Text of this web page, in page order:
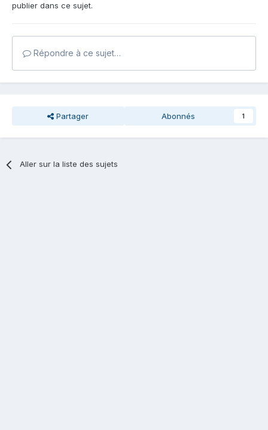
publier dans ce sujet.
Répondre à ce sujet…
Partager Abonnés 1
Aller sur la liste des sujets